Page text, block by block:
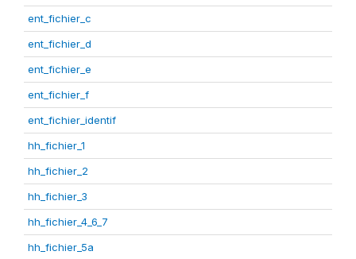
ent_fichier_c
ent_fichier_d
ent_fichier_e
ent_fichier_f
ent_fichier_identif
hh_fichier_1
hh_fichier_2
hh_fichier_3
hh_fichier_4_6_7
hh_fichier_5a